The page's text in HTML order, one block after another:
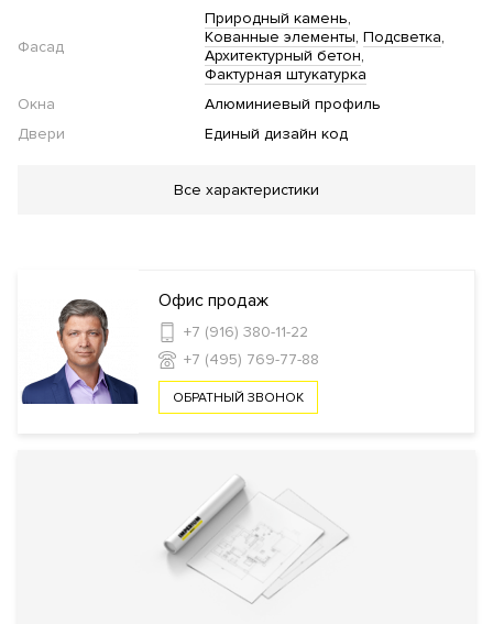
Фасад
Природный камень
Кованные элементы Подсветка
Архитектурный бетон
Фактурная штукатурка
Окна
Алюминиевый профиль
Двери
Единый дизайн код
Инфраструктура в доме
Фитнес клуб Спа-салон Салон красоты
комната
Кладовые комнаты
Консьерж
сервис
Автомойка Химчистка Ресторан
КПП
Профессиональная охрана
Консьерж служба
Видеонаблюдение
Огороженная и охраняемая
территория
Все характеристики
Офис продаж
+7 (916) 380-11-22
+7 (495) 769-77-88
ОБРАТНЫЙ ЗВОНОК